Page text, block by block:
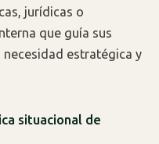
jurídicas o
que guía sus
necesidad estratégica y
situacional de